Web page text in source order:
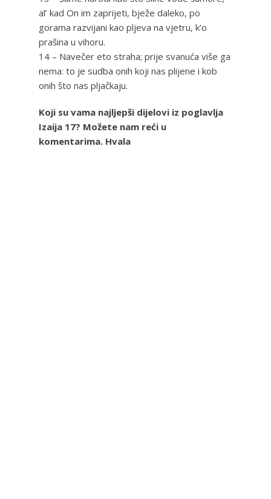
al’ kad On im zaprijeti, bježe daleko, po
gorama razvijani kao pljeva na vjetru, k’o
prašina u vihoru.
14 – Navečer eto straha; prije svanuća više ga
nema: to je sudba onih koji nas plijene i kob
onih što nas pljačkaju.
Koji su vama najljepši dijelovi iz poglavlja
Izaija 17? Možete nam reći u
komentarima. Hvala